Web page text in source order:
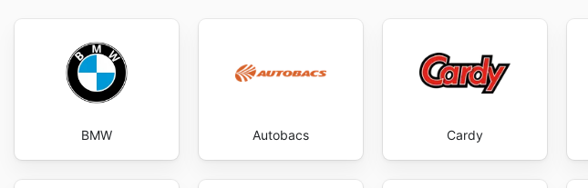
BMW Autobacs Cardy